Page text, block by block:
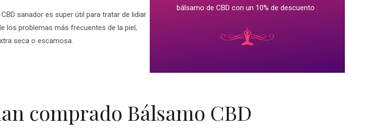
sanador es super útil para tratar de lidiar
los problemas más frecuentes de la piel,
seca o escamosa.
bálsamo de CBD con un 10% de descuento .
comprado Bálsamo CBD